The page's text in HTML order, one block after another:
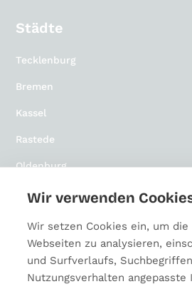
Städte
Tecklenburg
Bremen
Kassel
Rastede
Oldenburg
Osnabrück
Münster
Wir verwenden
Wir setzen Cookies ein, um
Webseiten zu analysieren,
und Surfverlaufs,
Nutzungsverhalten angepasste